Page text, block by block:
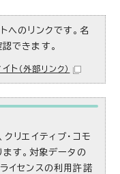
へのリンクです。名
できます。
ト （外部リンク）
リエイティブ・コモ
ます。対象データの
イセンスの利用許諾